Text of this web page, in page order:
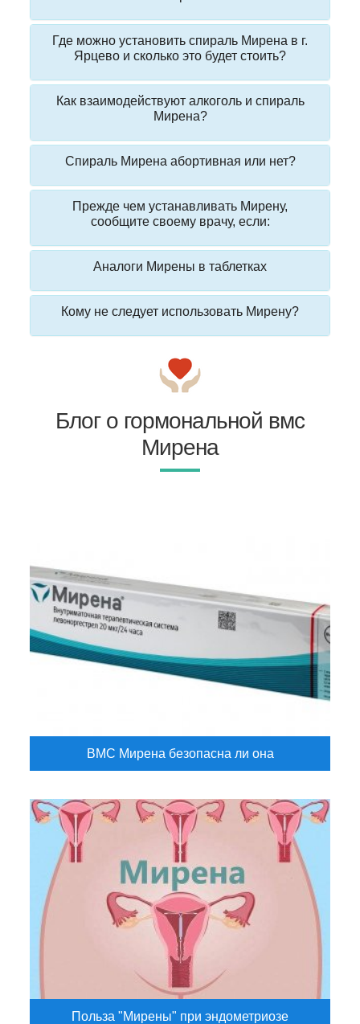
Где можно установить спираль Мирена в г.
Ярцево и сколько это будет стоить?
Как взаимодействуют алкоголь и спираль
Мирена?
Спираль Мирена абортивная или нет?
Прежде чем устанавливать Мирену,
сообщите своему врачу, если:
Аналоги Мирены в таблетках
Кому не следует использовать Мирену?
Блог о гормональной вмс
Мирена
ВМС Мирена безопасна ли она
Польза "Мирены" при эндометриозе